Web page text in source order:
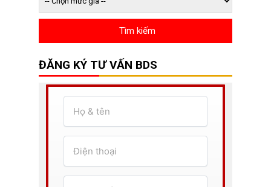
ĐĂNG KÝ TƯ VẤN BDS